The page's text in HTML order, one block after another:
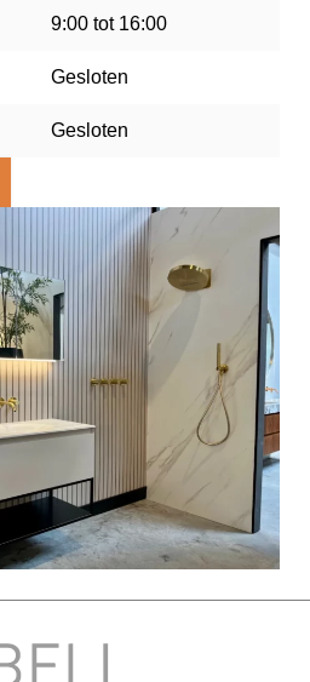
9:00 tot 16:00
Gesloten
Gesloten